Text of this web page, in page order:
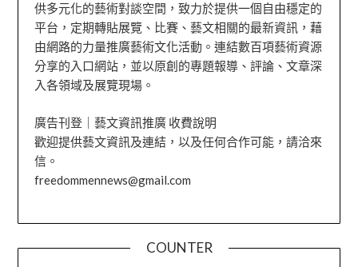
供多元化的藝術對談空間，致力於提供一個自由穩定的
平台，定期轉貼展覽、比賽、藝文相關的最新資訊，藉
由網路的力量推廣藝術文化活動。連結數百項藝術資源
分享的入口網站，並以原創的專題報導、評論、文章深
入各領域及展覽現場。
廣告刊登｜藝文資訊推廣 收費說明
歡迎提供藝文資訊及連結，以及任何合作可能，請洽來
信。
freedommennews@gmail.com
COUNTER